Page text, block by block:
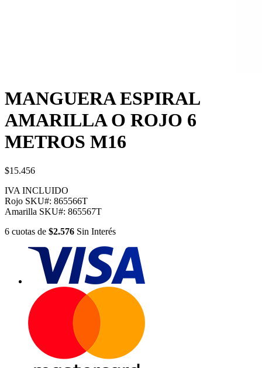
MANGUERA ESPIRAL
AMARILLA O ROJO 6
METROS M16
$15.456
IVA INCLUIDO
Rojo SKU#: 865566T
Amarilla SKU#: 865567T
6 cuotas de $2.576 Sin Interés